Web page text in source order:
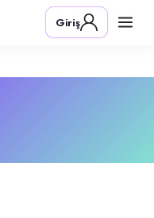
sağlık & medikal
Giriş